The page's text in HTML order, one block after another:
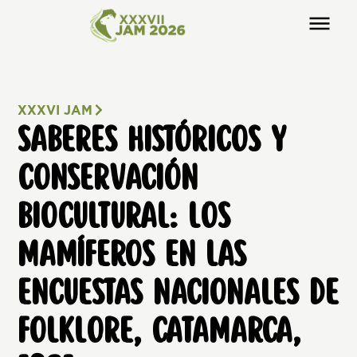
XXXVI JAM
SABERES HISTÓRICOS Y
CONSERVACIÓN
BIOCULTURAL: LOS
MAMÍFEROS EN LAS
ENCUESTAS NACIONALES DE
FOLKLORE, CATAMARCA,